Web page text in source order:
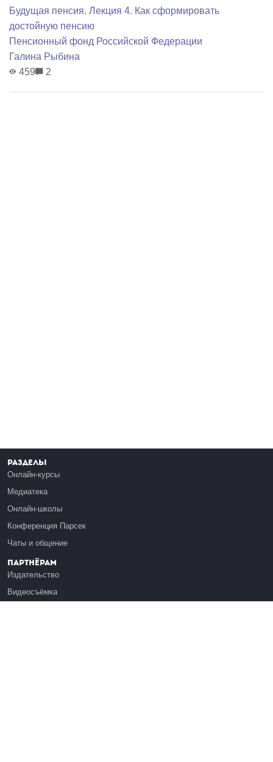
Будущая пенсия. Лекция 4. Как сформировать
достойную пенсию
Пенсионный фонд Российской Федерации
Галина Рыбина
459
2
Разделы
Онлайн-курсы
Медиатека
Онлайн-школы
Конференция Парсек
Чаты и общение
Партнёрам
Издательство
Видеосъёмка